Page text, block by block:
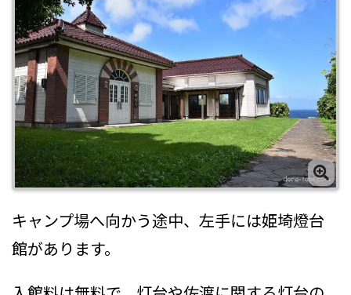
キャンプ場へ向かう途中、左手には姫埼燈台
館があります。